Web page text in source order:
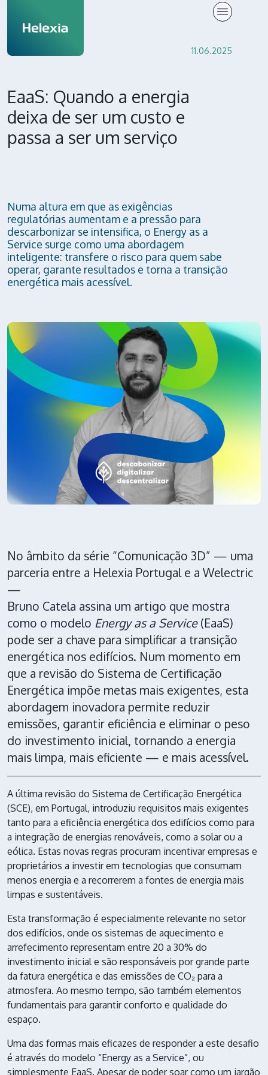
Knowledge Center 11.06.2025
EaaS: Quando a energia
deixa de ser um custo e
passa a ser um serviço
Numa altura em que as exigências
regulatórias aumentam e a pressão para
descarbonizar se intensifica, o Energy as a
Service surge como uma abordagem
inteligente: transfere o risco para quem sabe
operar, garante resultados e torna a transição
energética mais acessível.
No âmbito da série “Comunicação 3D” — uma
parceria entre a Helexia Portugal e a Welectric
—
Bruno Catela assina um artigo que mostra
como o modelo Energy as a Service(EaaS)
pode ser a chave para simplificar a transição
energética nos edifícios. Num momento em
que a revisão do Sistema de Certificação
Energética impõe metas mais exigentes, esta
abordagem inovadora permite reduzir
emissões, garantir eficiência e eliminar o peso
do investimento inicial, tornando a energia
mais limpa, mais eficiente — e mais acessível.
A última revisão do Sistema de Certificação Energética
(SCE), em Portugal, introduziu requisitos mais exigentes
tanto para a eficiência energética dos edifícios como para
a integração de energias renováveis, como a solar ou a
eólica. Estas novas regras procuram incentivar empresas e
proprietários a investir em tecnologias que consumam
menos energia e a recorrerem a fontes de energia mais
limpas e sustentáveis.
Esta transformação é especialmente relevante no setor
dos edifícios, onde os sistemas de aquecimento e
arrefecimento representam entre 20 a 30% do
investimento inicial e são responsáveis por grande parte
da fatura energética e das emissões de CO₂ para a
atmosfera. Ao mesmo tempo, são também elementos
fundamentais para garantir conforto e qualidade do
espaço.
Uma das formas mais eficazes de responder a este desafio
é através do modelo “Energy as a Service”, ou
simplesmente EaaS. Apesar de poder soar como um jargão